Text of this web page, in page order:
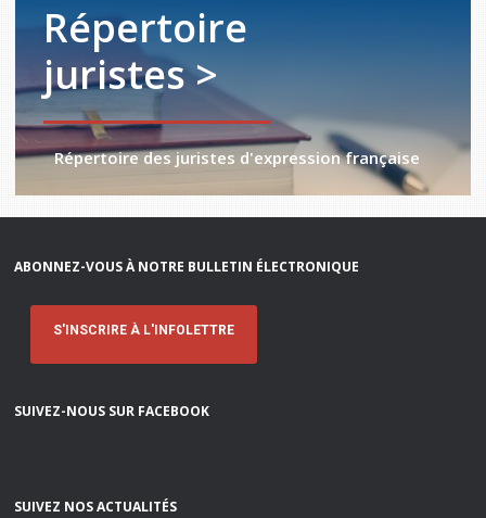
Répertoire
juristes >
Répertoire des juristes d'expression française
ABONNEZ-VOUS À NOTRE BULLETIN ÉLECTRONIQUE
S'INSCRIRE À L'INFOLETTRE
SUIVEZ-NOUS SUR FACEBOOK
SUIVEZ NOS ACTUALITÉS